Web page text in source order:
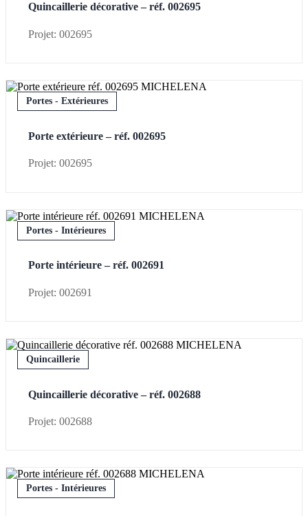
Quincaillerie décorative – réf. 002695
Projet: 002695
Portes - Extérieures
Porte extérieure – réf. 002695
Projet: 002695
Portes - Intérieures
Porte intérieure – réf. 002691
Projet: 002691
Quincaillerie
Quincaillerie décorative – réf. 002688
Projet: 002688
Portes - Intérieures